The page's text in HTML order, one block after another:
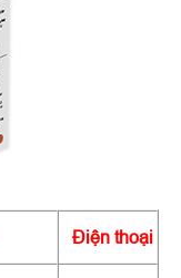
Điện thoại